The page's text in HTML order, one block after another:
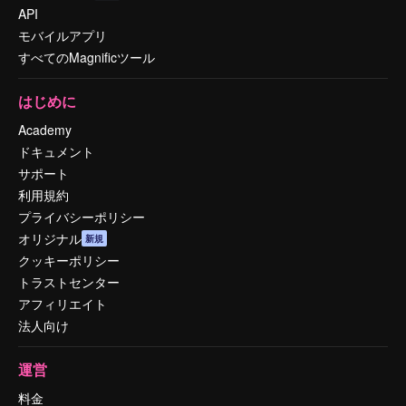
API
モバイルアプリ
すべてのMagnificツール
はじめに
Academy
ドキュメント
サポート
利用規約
プライバシーポリシー
オリジナル 新規
クッキーポリシー
トラストセンター
アフィリエイト
法人向け
運営
料金